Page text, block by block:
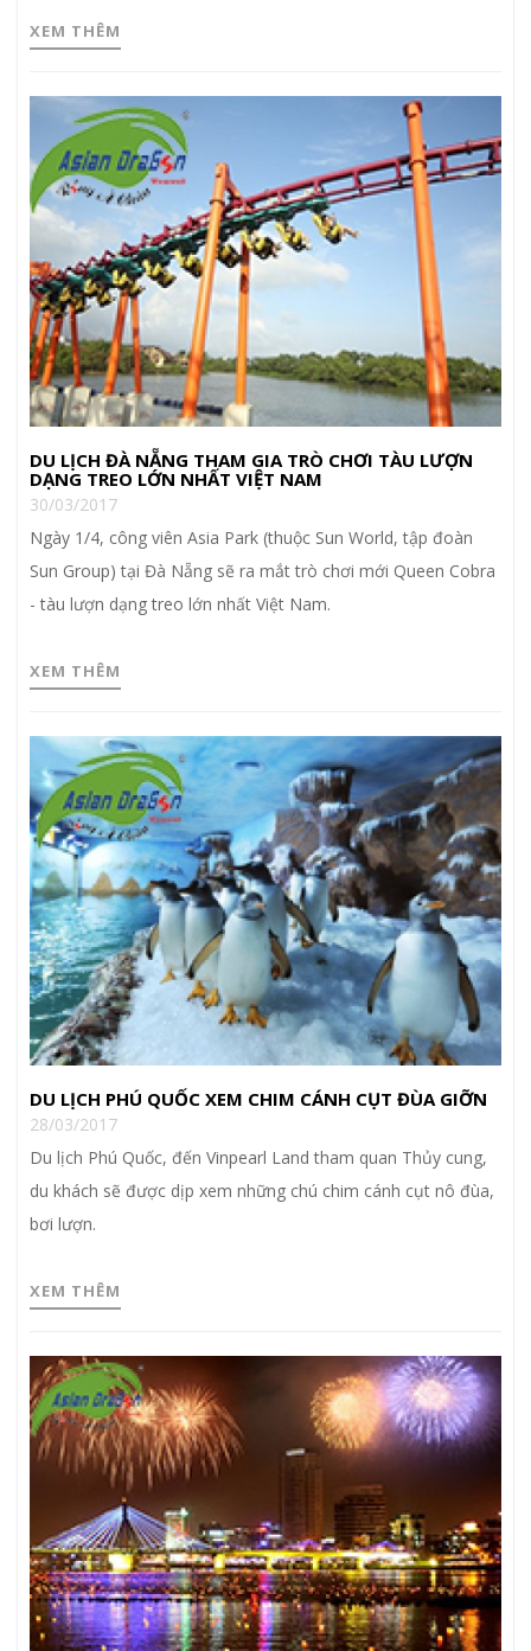
XEM THÊM
DU LỊCH ĐÀ NẴNG THAM GIA TRÒ CHƠI TÀU LƯỢN
DẠNG TREO LỚN NHẤT VIỆT NAM
30/03/2017
Ngày 1/4, công viên Asia Park (thuộc Sun World, tập đoàn
Sun Group) tại Đà Nẵng sẽ ra mắt trò chơi mới Queen Cobra
- tàu lượn dạng treo lớn nhất Việt Nam.
XEM THÊM
DU LỊCH PHÚ QUỐC XEM CHIM CÁNH CỤT ĐÙA GIỠN
28/03/2017
Du lịch Phú Quốc, đến Vinpearl Land tham quan Thủy cung,
du khách sẽ được dịp xem những chú chim cánh cụt nô đùa,
bơi lượn.
XEM THÊM